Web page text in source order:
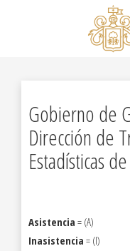
Gobierno de
Dirección de
Estadísticas
Asistencia = (A)
Inasistencia = (I)